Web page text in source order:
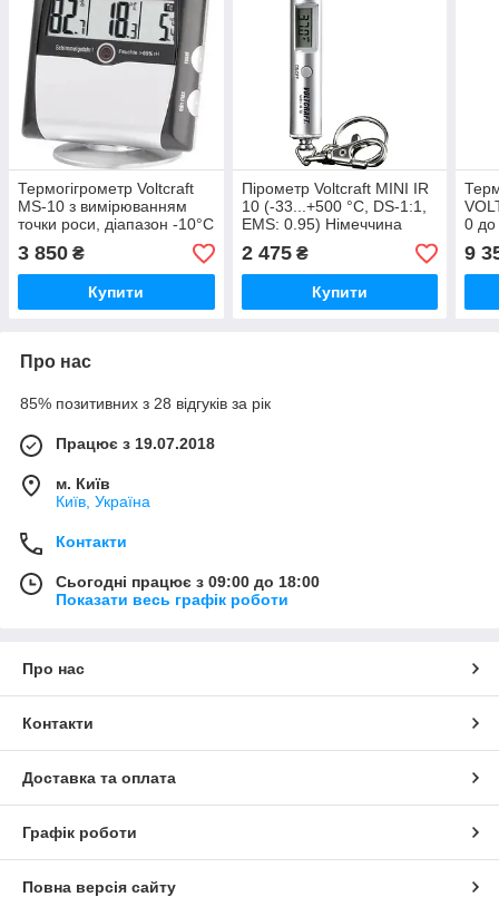
Термогігрометр Voltcraft
MS-10 з вимірюванням
точки роси, діапазон -10°C
до +60°C, 1% до 99%,
Німеччина
3 850 ₴
Купити
Пірометр Voltcraft MINI IR
10 (-33...+500 °C, DS-1:1,
EMS: 0.95) Німеччина
2 475₴
Купити
0 до
C.
9
Про нас
85% позитивних з 28 відгуків за рік
Працює з 19.07.2018
м. Київ
Київ, Україна
Контакти
Сьогодні працює з 09:00 до 18:00
Показати весь графік роботи
Про нас
Контакти
Доставка та оплата
Графік роботи
Повна версія сайту